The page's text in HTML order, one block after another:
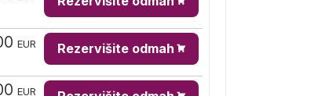
EUR Rezervišite odmah
EUR